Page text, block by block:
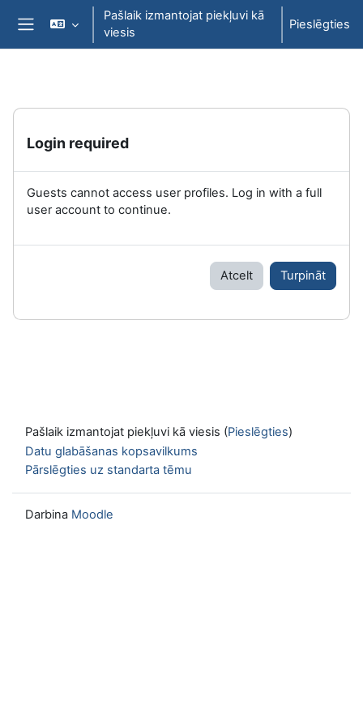
Atvērt galveno saturu
Sānu panelis
Pašlaik izmantojat piekļuvi kā
viesis
Pieslēgties
Login required
Guests cannot access user profiles. Log in with a full
user account to continue.
Atcelt Turpināt
Pašlaik izmantojat piekļuvi kā viesis (Pieslēgties)
Datu glabāšanas kopsavilkums
Pārslēgties uz standarta tēmu
Darbina Moodle